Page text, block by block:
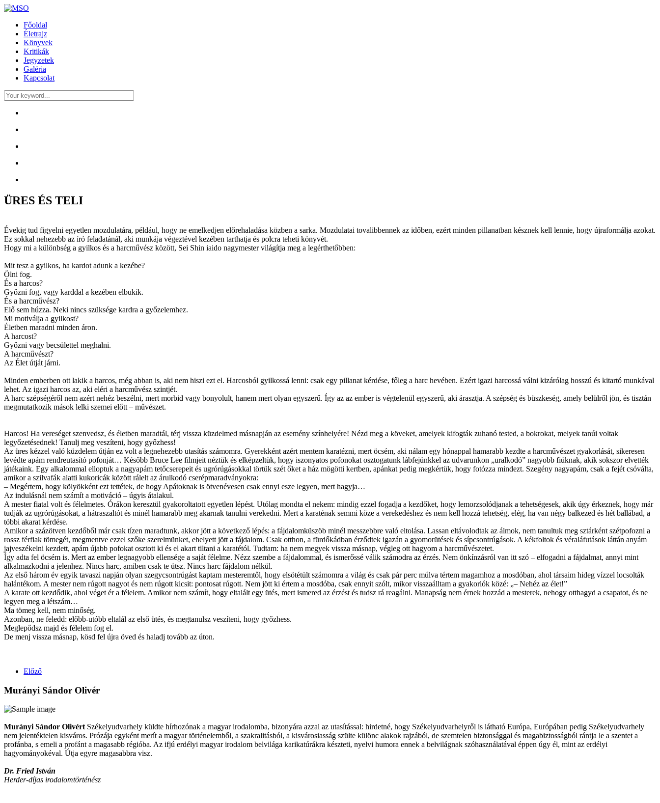
Főoldal
Életrajz
Könyvek
Kritikák
Jegyzetek
Galéria
Kapcsolat
ÜRES ÉS TELI
Évekig tud figyelni egyetlen mozdulatára, például, hogy ne emelkedjen előrehaladása közben a sarka. Mozdulatai tovalibbennek az időben, ezért minden pillanatban késznek kell lennie, hogy újraformálja azokat.
Ez sokkal nehezebb az író feladatánál, aki munkája végeztével kezében tarthatja és polcra teheti könyvét.
Hogy mi a különbség a gyilkos és a harcművész között, Sei Shin iaido nagymester világítja meg a legérthetőbben:
Mit tesz a gyilkos, ha kardot adunk a kezébe?
Ölni fog.
És a harcos?
Győzni fog, vagy karddal a kezében elbukik.
És a harcművész?
Elő sem húzza. Neki nincs szüksége kardra a győzelemhez.
Mi motiválja a gyilkost?
Életben maradni minden áron.
A harcost?
Győzni vagy becsülettel meghalni.
A harcművészt?
Az Élet útját járni.
Minden emberben ott lakik a harcos, még abban is, aki nem hiszi ezt el. Harcosból gyilkossá lenni: csak egy pillanat kérdése, főleg a harc hevében. Ezért igazi harcossá válni kizárólag hosszú és kitartó munkával
lehet. Az igazi harcos az, aki eléri a harcművész szintjét.
A harc szépségéről nem azért nehéz beszélni, mert morbid vagy bonyolult, hanem mert olyan egyszerű. Így az az ember is végtelenül egyszerű, aki árasztja. A szépség és büszkeség, amely belülről jön, és tisztán
megmutatkozik mások lelki szemei előtt – művészet.
Harcos! Ha vereséget szenvedsz, és életben maradtál, térj vissza küzdelmed másnapján az esemény színhelyére! Nézd meg a köveket, amelyek kifogták zuhanó tested, a bokrokat, melyek tanúi voltak
legyőzetésednek! Tanulj meg veszíteni, hogy győzhess!
Az üres kézzel való küzdelem útján ez volt a legnehezebb utasítás számomra. Gyerekként azért mentem karatézni, mert öcsém, aki nálam egy hónappal hamarabb kezdte a harcművészet gyakorlását, sikeresen
levédte apám rendreutasító pofonját… Később Bruce Lee filmjeit néztük és elképzeltük, hogy iszonyatos pofonokat osztogatunk lábfejünkkel az udvarunkon „uralkodó” nagyobb fiúknak, akik sokszor elvették
játékaink. Egy alkalommal elloptuk a nagyapám tetőcserepeit és ugrórúgásokkal törtük szét őket a ház mögötti kertben, apánkat pedig megkértük, hogy fotózza mindezt. Szegény nagyapám, csak a fejét csóválta,
amikor a szilvafák alatti kukoricák között rálelt az árulkodó cserépmaradványokra:
– Megértem, hogy kölyökként ezt tettétek, de hogy Apátoknak is ötvenévesen csak ennyi esze legyen, mert hagyja…
Az indulásnál nem számít a motiváció – úgyis átalakul.
A mester fiatal volt és félelmetes. Órákon keresztül gyakoroltatott egyetlen lépést. Utólag mondta el nekem: mindig ezzel fogadja a kezdőket, hogy lemorzsolódjanak a tehetségesek, akik úgy érkeznek, hogy már
tudják az ugrórúgásokat, a hátraszaltót és minél hamarabb meg akarnak tanulni verekedni. Mert a karaténak semmi köze a verekedéshez és nem kell hozzá tehetség, elég, ha van négy balkezed és hét ballábad, a
többi akarat kérdése.
Amikor a százötven kezdőből már csak tízen maradtunk, akkor jött a következő lépés: a fájdalomküszöb minél messzebbre való eltolása. Lassan eltávolodtak az álmok, nem tanultuk meg sztárként szétpofozni a
rossz férfiak tömegét, megmentve ezzel szőke szerelmünket, ehelyett jött a fájdalom. Csak otthon, a fürdőkádban érződtek igazán a gyomorütések és sípcsontrúgások. A kékfoltok és véraláfutások láttán anyám
jajveszékelni kezdett, apám újabb pofokat osztott ki és el akart tiltani a karatétól. Tudtam: ha nem megyek vissza másnap, végleg ott hagyom a harcművészetet.
Így adta fel öcsém is. Mert az ember legnagyobb ellensége a saját félelme. Nézz szembe a fájdalommal, és ismerőssé válik számodra az érzés. Nem önkínzásról van itt szó – elfogadni a fájdalmat, annyi mint
alkalmazkodni a jelenhez. Nincs harc, amiben csak te ütsz. Nincs harc fájdalom nélkül.
Az első három év egyik tavaszi napján olyan szegycsontrúgást kaptam mesteremtől, hogy elsötétült számomra a világ és csak pár perc múlva tértem magamhoz a mosdóban, ahol társaim hideg vízzel locsolták
halántékom. A mester nem rúgott nagyot és nem rúgott kicsit: pontosat rúgott. Nem jött ki értem a mosdóba, csak ennyit szólt, mikor visszaálltam a gyakorlók közé: „– Nehéz az élet!”
A karate ott kezdődik, ahol véget ér a félelem. Amikor nem számít, hogy eltalált egy ütés, mert ismered az érzést és tudsz rá reagálni. Manapság nem érnek hozzád a mesterek, nehogy otthagyd a csapatot, és ne
legyen meg a létszám…
Ma tömeg kell, nem minőség.
Azonban, ne feledd: előbb-utóbb eltalál az első ütés, és megtanulsz veszíteni, hogy győzhess.
Meglepődsz majd és félelem fog el.
De menj vissza másnap, kösd fel újra öved és haladj tovább az úton.
Előző
Murányi Sándor Olivér
Murányi Sándor Olivért Székelyudvarhely küldte hírhozónak a magyar irodalomba, bizonyára azzal az utasítással: hirdetné, hogy Székelyudvarhelyről is látható Európa, Európában pedig Székelyudvarhely
nem jelentéktelen kisváros. Prózája egyként merít a magyar történelemből, a szakralitásból, a kisvárosiasság szülte különc alakok rajzából, de szemtelen biztonsággal és magabiztosságból rántja le a szentet a
profánba, s emeli a profánt a magasabb régióba. Az ifjú erdélyi magyar irodalom belvilága karikatúrákra készteti, nyelvi humora ennek a belvilágnak szóhasználatával éppen úgy él, mint az erdélyi
hagyományokéval. Útja egyre magasabbra visz.
Dr. Fried István
Herder-díjas irodalomtörténész